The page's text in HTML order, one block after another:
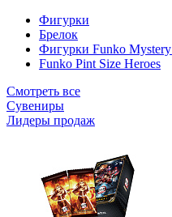
Фигурки
Брелок
Фигурки Funko
Funko Pint Size Heroes
Смотреть все
Сувениры
Лидеры продаж